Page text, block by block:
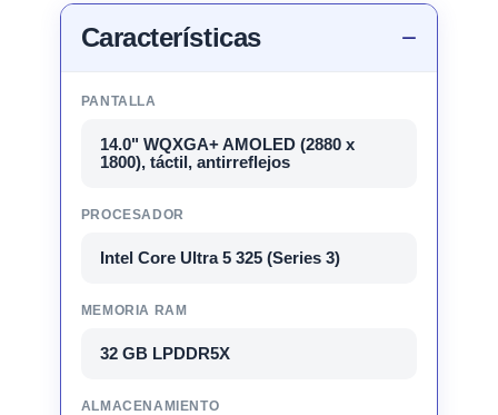
Características
PANTALLA
14.0" WQXGA+ AMOLED (2880 x
1800), táctil, antirreflejos
PROCESADOR
Intel Core Ultra 5 325 (Series 3)
MEMORIA RAM
32 GB LPDDR5X
ALMACENAMIENTO